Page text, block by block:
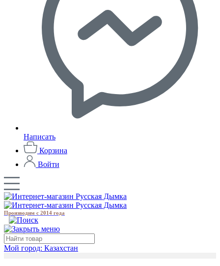
Написать
Корзина
Войти
Производим с 2014 года
Мой город: Казахстан